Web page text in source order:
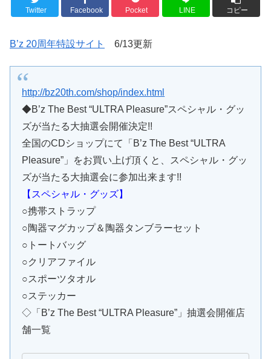
Twitter Facebook Pocket LINE コピー
B’z 20周年特設サイト 6/13更新
http://bz20th.com/shop/index.html
◆B’z The Best “ULTRA Pleasure”スペシャル・グッ
ズが当たる大抽選会開催決定!!
全国のCDショップにて「B’z The Best “ULTRA
Pleasure”」をお買い上げ頂くと、スペシャル・グッ
ズが当たる大抽選会に参加出来ます!!
【スペシャル・グッズ】
○携帯ストラップ
○陶器マグカップ＆陶器タンブラーセット
○トートバッグ
○クリアファイル
○スポーツタオル
○ステッカー
◇「B’z The Best “ULTRA Pleasure”」抽選会開催店
舗一覧